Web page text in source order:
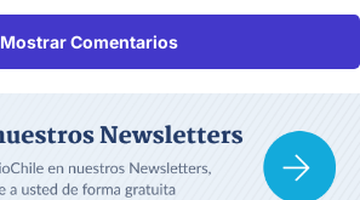
Mostrar Comentarios